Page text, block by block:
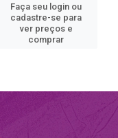
Faça seu login ou
cadastre-se para
ver preços e
comprar